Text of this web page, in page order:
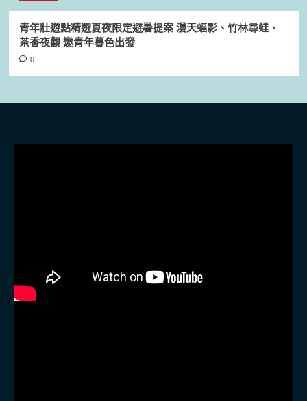
青年壯遊點精選夏夜限定避暑提案 漫天蝠影、竹林尋蛙、
茶香夜觀 邀青年暮色出發
0